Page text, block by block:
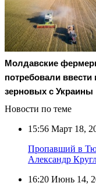
Молдавские
потребовали ввести
зерновых с Украины
Новости по теме
15:56 Март 18,
Пропавший в
Александр
16:20 Июнь 14,